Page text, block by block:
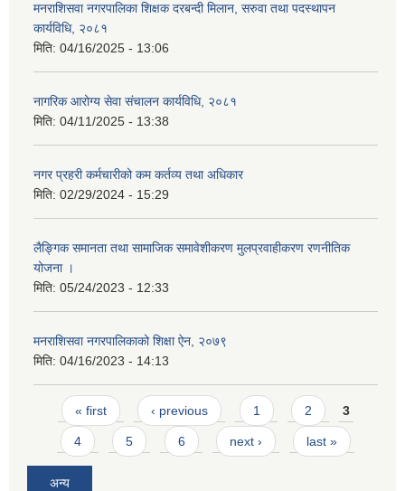
मनराशिसवा नगरपालिका शिक्षक दरबन्दी मिलान, सरुवा तथा पदस्थापन
कार्यविधि, २०८१
मिति: 04/16/2025 - 13:06
नागरिक आरोग्य सेवा संचालन कार्यविधि, २०८१
मिति: 04/11/2025 - 13:38
नगर प्रहरी कर्मचारीको कम कर्तव्य तथा अधिकार
मिति: 02/29/2024 - 15:29
लैङ्गिक समानता तथा सामाजिक समावेशीकरण मुलप्रवाहीकरण रणनीतिक
योजना ।
मिति: 05/24/2023 - 12:33
मनराशिसवा नगरपालिकाको शिक्षा ऐन, २०७९
मिति: 04/16/2023 - 14:13
Pages
« first ‹ previous 1 2 3
4 5 6 next › last »
अन्य